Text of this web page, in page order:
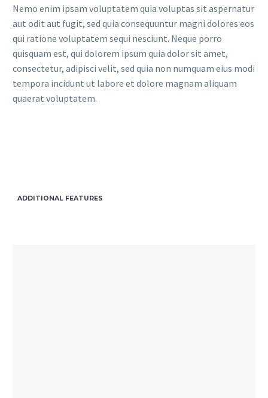
Nemo enim ipsam voluptatem quia voluptas sit aspernatur
aut odit aut fugit, sed quia consequuntur magni dolores eos
qui ratione voluptatem sequi nesciunt. Neque porro
quisquam est, qui dolorem ipsum quia dolor sit amet,
consectetur, adipisci velit, sed quia non numquam eius modi
tempora incidunt ut labore et dolore magnam aliquam
quaerat voluptatem.
ADDITIONAL FEATURES